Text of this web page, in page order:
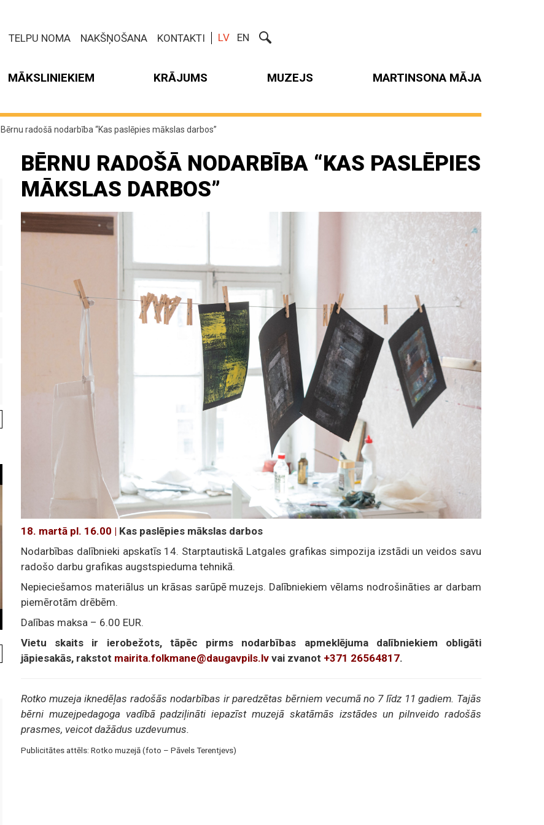
TELPU NOMA NAKŠŅOŠANA KONTAKTI LV EN
MĀKSLINIEKIEM KRĀJUMS MUZEJS MARTINSONA MĀJA
Bērnu radošā nodarbība “Kas paslēpies mākslas darbos”
BĒRNU RADOŠĀ NODARBĪBA “KAS PASLĒPIES
MĀKSLAS DARBOS”
18. martā pl. 16.00 | Kas paslēpies mākslas darbos
Nodarbības dalībnieki apskatīs 14. Starptautiskā Latgales grafikas simpozija izstādi un veidos savu
radošo darbu grafikas augstspieduma tehnikā.
Nepieciešamos materiālus un krāsas sarūpē muzejs. Dalībniekiem vēlams nodrošināties ar darbam
piemērotām drēbēm.
Dalības maksa – 6.00 EUR.
Vietu skaits ir ierobežots, tāpēc pirms nodarbības apmeklējuma dalībniekiem obligāti
jāpiesakās, rakstot mairita.folkmane@daugavpils.lv vai zvanot +371 26564817.
Rotko muzeja iknedēļas radošās nodarbības ir paredzētas bērniem vecumā no 7 līdz 11 gadiem. Tajās
bērni muzejpedagoga vadībā padziļināti iepazīst muzejā skatāmās izstādes un pilnveido radošās
prasmes, veicot dažādus uzdevumus.
Publicitātes attēls: Rotko muzejā (foto – Pāvels Terentjevs)